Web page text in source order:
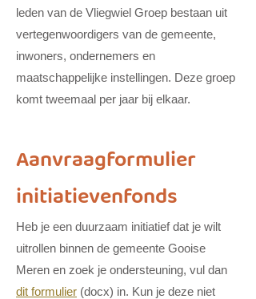
leden van de Vliegwiel Groep bestaan uit
vertegenwoordigers van de gemeente,
inwoners, ondernemers en
maatschappelijke instellingen. Deze groep
komt tweemaal per jaar bij elkaar.
Aanvraagformulier
initiatievenfonds
Heb je een duurzaam initiatief dat je wilt
uitrollen binnen de gemeente Gooise
Meren en zoek je ondersteuning, vul dan
dit formulier (docx) in. Kun je deze niet